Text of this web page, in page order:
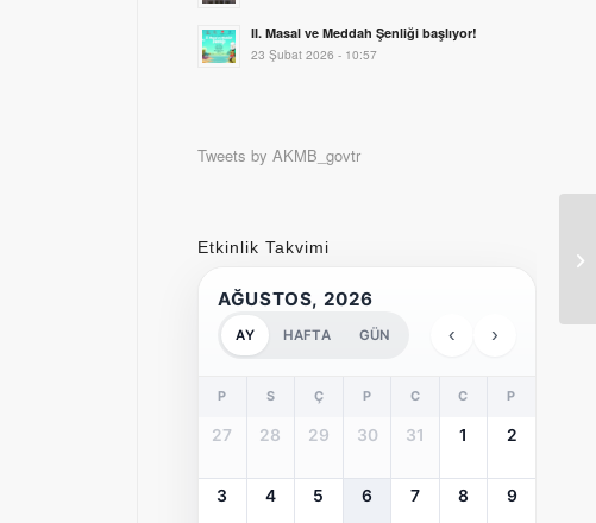
II. Masal ve Meddah Şenliği başlıyor!
23 Şubat 2026 - 10:57
Tweets by AKMB_govtr
Etkinlik Takvimi
AĞUSTOS, 2026
AY HAFTA GÜN ‹ ›
P S Ç P C C P
27 28 29 30 31 1 2
3 4 5 6 7 8 9